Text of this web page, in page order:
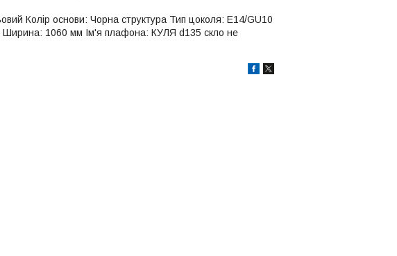
Колір основи: Чорна структура Тип цоколя: E14/GU10
Ширина: 1060 мм Ім'я плафона: КУЛЯ d135 скло не